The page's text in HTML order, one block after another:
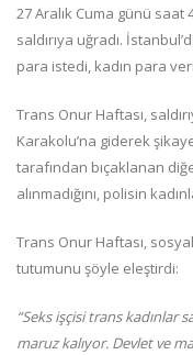
27 Aralık Cuma günü saat
saldırıya uğradı.
para istedi, kadın para
Trans Onur Haftası,
Karakolu’na giderek
tarafından bıçaklanan
alınmadığını, polisin
Trans Onur Haftası,
tutumunu şöyle eleştirdi:
“Seks işçisi trans kadınlar
maruz kalıyor. Devlet ve